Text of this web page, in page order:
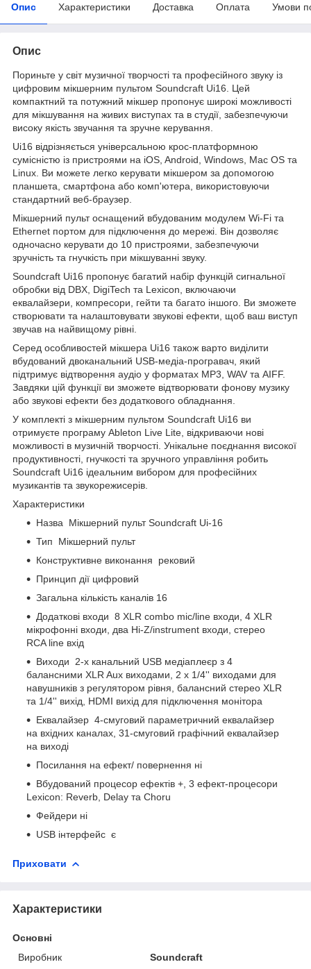
Опис Характеристики Доставка Оплата Умови
Опис
Пориньте у світ музичної творчості та професійного звуку із
цифровим мікшерним пультом Soundcraft Ui16. Цей
компактний та потужний мікшер пропонує широкі можливості
для мікшування на живих виступах та в студії, забезпечуючи
високу якість звучання та зручне керування.
Ui16 відрізняється універсальною крос-платформною
сумісністю із пристроями на iOS, Android, Windows, Mac OS та
Linux. Ви можете легко керувати мікшером за допомогою
планшета, смартфона або комп'ютера, використовуючи
стандартний веб-браузер.
Мікшерний пульт оснащений вбудованим модулем Wi-Fi та
Ethernet портом для підключення до мережі. Він дозволяє
одночасно керувати до 10 пристроями, забезпечуючи
зручність та гнучкість при мікшуванні звуку.
Soundcraft Ui16 пропонує багатий набір функцій сигнальної
обробки від DBX, DigiTech та Lexicon, включаючи
еквалайзери, компресори, гейти та багато іншого. Ви зможете
створювати та налаштовувати звукові ефекти, щоб ваш виступ
звучав на найвищому рівні.
Серед особливостей мікшера Ui16 також варто виділити
вбудований двоканальний USB-медіа-програвач, який
підтримує відтворення аудіо у форматах MP3, WAV та AIFF.
Завдяки цій функції ви зможете відтворювати фонову музику
або звукові ефекти без додаткового обладнання.
У комплекті з мікшерним пультом Soundcraft Ui16 ви
отримуєте програму Ableton Live Lite, відкриваючи нові
можливості в музичній творчості. Унікальне поєднання високої
продуктивності, гнучкості та зручного управління робить
Soundcraft Ui16 ідеальним вибором для професійних
музикантів та звукорежисерів.
Характеристики
Назва Мікшерний пульт Soundcraft Ui-16
Тип Мікшерний пульт
Конструктивне виконання рековий
Принцип дії цифровий
Загальна кількість каналів 16
Додаткові входи 8 XLR combo mic/line входи, 4 XLR
мікрофонні входи, два Hi-Z/instrument входи, стерео
RCA line вхід
Виходи 2-х канальний USB медіаплеєр з 4
балансними XLR Aux виходами, 2 х 1/4'' виходами для
навушників з регулятором рівня, балансний стерео XLR
та 1/4'' вихід, HDMI вихід для підключення монітора
Еквалайзер 4-смуговий параметричний еквалайзер
на вхідних каналах, 31-смуговий графічний еквалайзер
на виході
Посилання на ефект/ повернення ні
Вбудований процесор ефектів +, 3 ефект-процесори
Lexicon: Reverb, Delay та Choru
Фейдери ні
USB інтерфейс є
Приховати
Характеристики
Основні
Виробник
Soundcraft